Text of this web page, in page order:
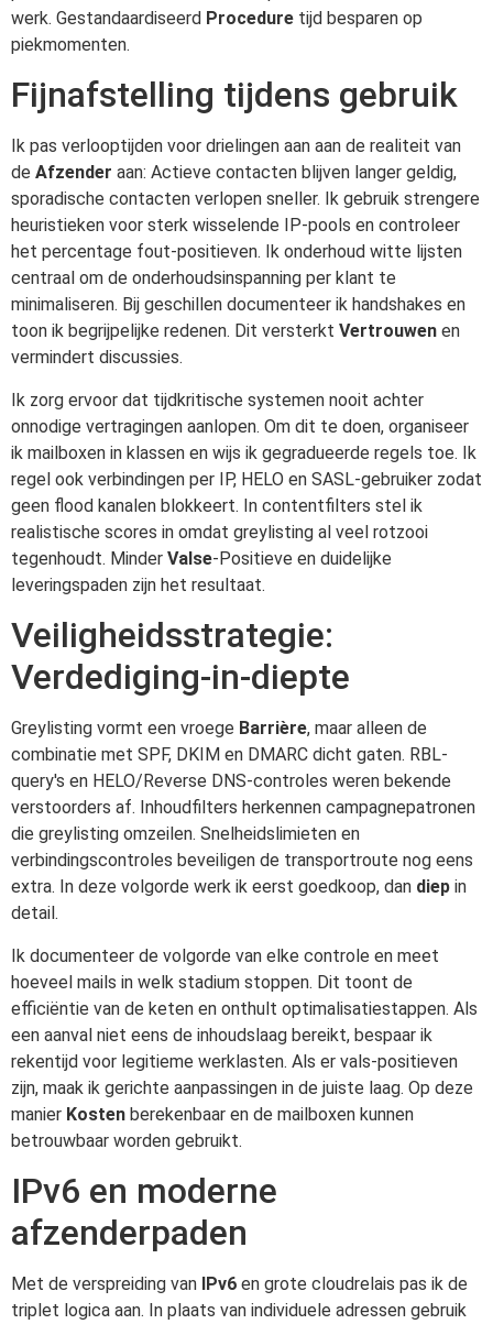
werk. Gestandaardiseerd Procedure tijd besparen op
piekmomenten.
Fijnafstelling tijdens gebruik
Ik pas verlooptijden voor drielingen aan aan de realiteit van
de Afzender aan: Actieve contacten blijven langer geldig,
sporadische contacten verlopen sneller. Ik gebruik strengere
heuristieken voor sterk wisselende IP-pools en controleer
het percentage fout-positieven. Ik onderhoud witte lijsten
centraal om de onderhoudsinspanning per klant te
minimaliseren. Bij geschillen documenteer ik handshakes en
toon ik begrijpelijke redenen. Dit versterkt Vertrouwen en
vermindert discussies.
Ik zorg ervoor dat tijdkritische systemen nooit achter
onnodige vertragingen aanlopen. Om dit te doen, organiseer
ik mailboxen in klassen en wijs ik gegradueerde regels toe. Ik
regel ook verbindingen per IP, HELO en SASL-gebruiker zodat
geen flood kanalen blokkeert. In contentfilters stel ik
realistische scores in omdat greylisting al veel rotzooi
tegenhoudt. Minder Valse-Positieve en duidelijke
leveringspaden zijn het resultaat.
Veiligheidsstrategie:
Verdediging-in-diepte
Greylisting vormt een vroege Barrière, maar alleen de
combinatie met SPF, DKIM en DMARC dicht gaten. RBL-
query's en HELO/Reverse DNS-controles weren bekende
verstoorders af. Inhoudfilters herkennen campagnepatronen
die greylisting omzeilen. Snelheidslimieten en
verbindingscontroles beveiligen de transportroute nog eens
extra. In deze volgorde werk ik eerst goedkoop, dan diep in
detail.
Ik documenteer de volgorde van elke controle en meet
hoeveel mails in welk stadium stoppen. Dit toont de
efficiëntie van de keten en onthult optimalisatiestappen. Als
een aanval niet eens de inhoudslaag bereikt, bespaar ik
rekentijd voor legitieme werklasten. Als er vals-positieven
zijn, maak ik gerichte aanpassingen in de juiste laag. Op deze
manier Kosten berekenbaar en de mailboxen kunnen
betrouwbaar worden gebruikt.
IPv6 en moderne
afzenderpaden
Met de verspreiding van IPv6 en grote cloudrelais pas ik de
triplet logica aan. In plaats van individuele adressen gebruik